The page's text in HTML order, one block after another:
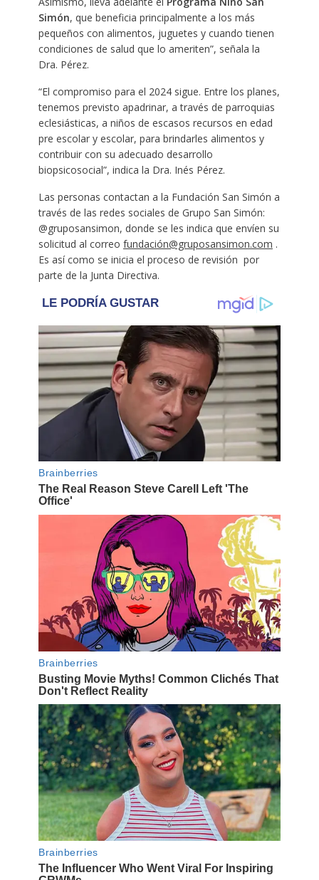
Simón, que beneficia principalmente a los más
pequeños con alimentos, juguetes y cuando tienen
condiciones de salud que lo ameriten”, señala la
Dra. Pérez.
“El compromiso para el 2024 sigue. Entre los planes,
tenemos previsto apadrinar, a través de parroquias
eclesiásticas, a niños de escasos recursos en edad
pre escolar y escolar, para brindarles alimentos y
contribuir con su adecuado desarrollo
biopsicosocial”, indica la Dra. Inés Pérez.
Las personas contactan a la Fundación San Simón a
través de las redes sociales de Grupo San Simón:
@gruposansimon, donde se les indica que envíen su
solicitud al correo fundación@gruposansimon.com .
Es así como se inicia el proceso de revisión por
parte de la Junta Directiva.